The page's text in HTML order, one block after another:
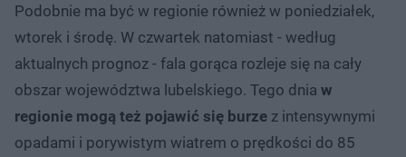
Podobnie ma być w regionie również w poniedziałek,
wtorek i środę. W czwartek natomiast - według
aktualnych prognoz - fala gorąca rozleje się na cały
obszar województwa lubelskiego. Tego dnia w
regionie mogą też pojawić się burze z intensywnymi
opadami i porywistym wiatrem o prędkości do 85